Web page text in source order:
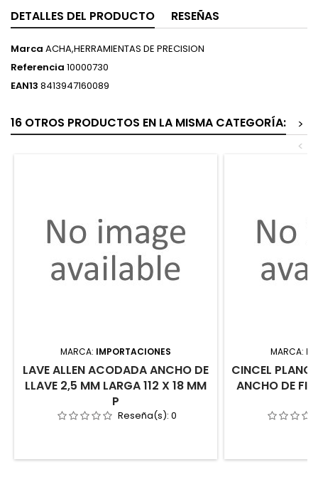
DETALLES DEL PRODUCTO RESEÑAS
Marca ACHA,HERRAMIENTAS DE PRECISION
Referencia 10000730
EAN13 8413947160089
16 OTROS PRODUCTOS EN LA MISMA CATEGORÍA:
>
<
MARCA: IMPORTACIONES
LAVE ALLEN ACODADA ANCHO DE
LLAVE 2,5 MM LARGA 112 X 18 MM
P
Reseña(s): 0
MARCA:
CINCEL
ANCHO DE